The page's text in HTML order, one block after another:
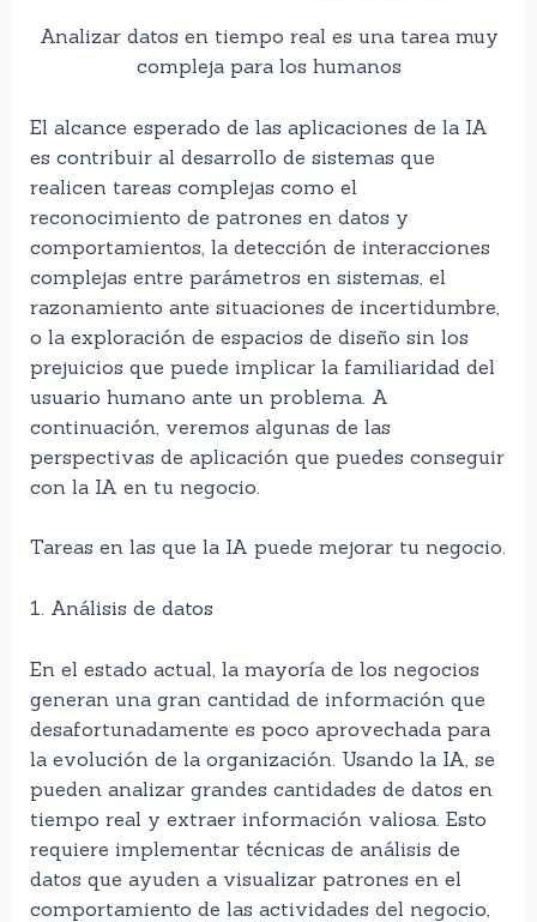
Analizar datos en tiempo real es una tarea muy
compleja para los humanos
El alcance esperado de las aplicaciones de la IA
es contribuir al desarrollo de sistemas que
realicen tareas complejas como el
reconocimiento de patrones en datos y
comportamientos, la detección de interacciones
complejas entre parámetros en sistemas, el
razonamiento ante situaciones de incertidumbre,
o la exploración de espacios de diseño sin los
prejuicios que puede implicar la familiaridad del
usuario humano ante un problema. A
continuación, veremos algunas de las
perspectivas de aplicación que puedes conseguir
con la IA en tu negocio.
Tareas en las que la IA puede mejorar tu negocio.
1. Análisis de datos
En el estado actual, la mayoría de los negocios
generan una gran cantidad de información que
desafortunadamente es poco aprovechada para
la evolución de la organización. Usando la IA, se
pueden analizar grandes cantidades de datos en
tiempo real y extraer información valiosa. Esto
requiere implementar técnicas de análisis de
datos que ayuden a visualizar patrones en el
comportamiento de las actividades del negocio,